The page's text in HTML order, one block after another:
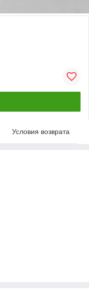
Условия возврата